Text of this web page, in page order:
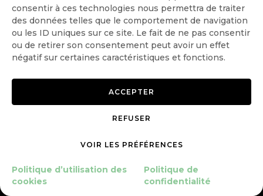
consentir à ces technologies nous permettra de traiter
des données telles que le comportement de navigation
ou les ID uniques sur ce site. Le fait de ne pas consentir
ou de retirer son consentement peut avoir un effet
négatif sur certaines caractéristiques et fonctions.
ACCEPTER
REFUSER
VOIR LES PRÉFÉRENCES
Politique d’utilisation des
cookies
Politique de
confidentialité
Quotidienne
Hebdo
Copyright © 2026 GoodPlanet
mag'
Mentions légales
Politique de confidentialité